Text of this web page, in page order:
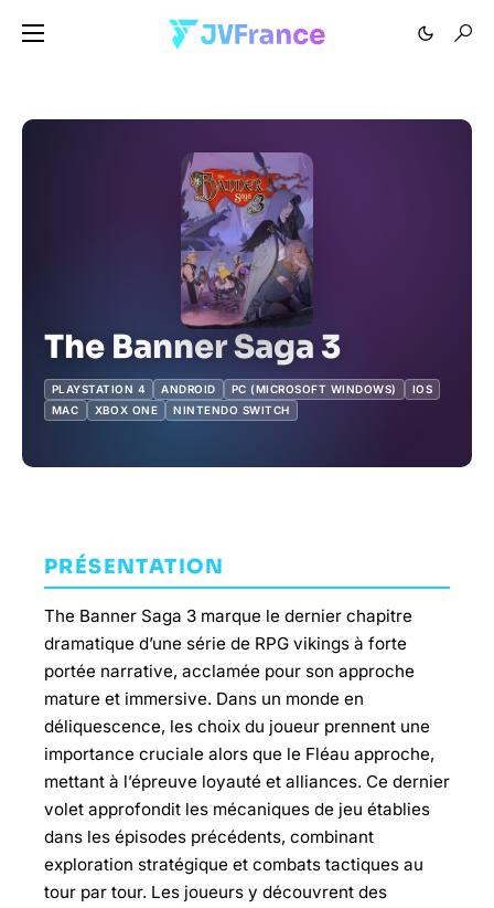
The Banner Saga 3
PLAYSTATION 4 ANDROID PC (MICROSOFT WINDOWS)
IOS
MAC
XBOX ONE NINTENDO SWITCH
PRÉSENTATION
The Banner Saga 3 marque le dernier chapitre
dramatique d’une série de RPG vikings à forte
portée narrative, acclamée pour son approche
mature et immersive. Dans un monde en
déliquescence, les choix du joueur prennent une
importance cruciale alors que le Fléau approche,
mettant à l’épreuve loyauté et alliances. Ce dernier
volet approfondit les mécaniques de jeu établies
dans les épisodes précédents, combinant
exploration stratégique et combats tactiques au
tour par tour. Les joueurs y découvrent des